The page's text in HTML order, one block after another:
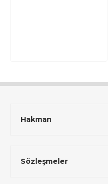
Hakman
Sözleşmeler